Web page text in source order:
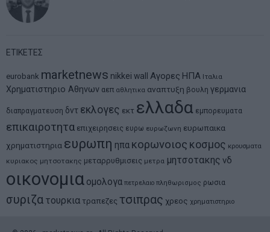
ΕΤΙΚΕΤΕΣ
eurobank marketnews nikkei wall Αγορες ΗΠΑ Ιταλια
Χρηματιστηριο Αθηνων αεπ αθλητικα αναπτυξη βουλη γερμανια
διαπραγματευση δντ εκλογες εκτ ελλαδα εμπορευματα
επικαιροτητα επιχειρησεις ευρω ευρωζωνη ευρωπαικα
χρηματιστηρια ευρωπη ηπα κορωνοιος κοσμος κρουσματα
κυριακος μητσοτακης μεταρρυθμισεις μετρα μητσοτακης νδ
οικονομια ομολογα πετρελαιο πληθωρισμος ρωσια
συριζα τουρκια τραπεζες τσιπρας χρεος χρηματιστηριο